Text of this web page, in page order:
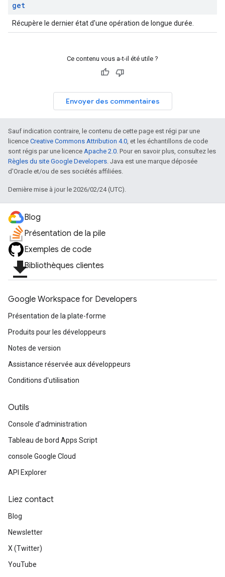
get
Récupère le dernier état d'une opération de longue durée.
Ce contenu vous a-t-il été utile ?
Envoyer des commentaires
Sauf indication contraire, le contenu de cette page est régi par une
licence Creative Commons Attribution 4.0, et les échantillons de code
sont régis par une licence Apache 2.0. Pour en savoir plus, consultez les
Règles du site Google Developers. Java est une marque déposée
d'Oracle et/ou de ses sociétés affiliées.
Dernière mise à jour le 2026/02/24 (UTC).
Blog
Présentation de la pile
Exemples de code
file_downloadBibliothèques clientes
Google Workspace for Developers
Présentation de la plate-forme
Produits pour les développeurs
Notes de version
Assistance réservée aux développeurs
Conditions d'utilisation
Outils
Console d'administration
Tableau de bord Apps Script
console Google Cloud
API Explorer
Liez contact
Blog
Newsletter
X (Twitter)
YouTube